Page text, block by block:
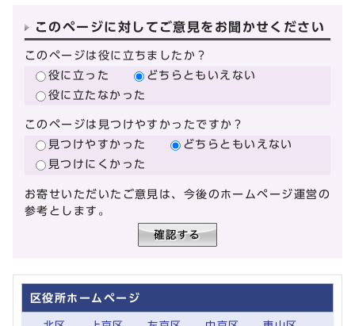
このページに対してご意見をお聞かせください
このページは役に立ちましたか？
役に立った
どちらともいえない
役に立たなかった
このページは見つけやすかったですか？
見つけやすかった
どちらともいえない
見つけにくかった
お寄せいただいたご意見は、今後のホームページ運営の
参考とします。
区役所ホームページ